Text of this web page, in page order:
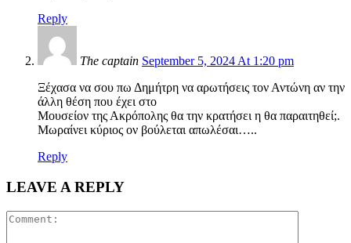
Reply
The captain September 5, 2024 At 1:20 pm
Ξέχασα να σου πω Δημήτρη να αρωτήσεις τον Αντώνη αν την
άλλη θέση που έχει στο
Μουσείον της Ακρόπολης θα την κρατήσει η θα παραιτηθεί;.
Μωραίνει κύριος ον βούλεται απωλέσαι…..
Reply
LEAVE A REPLY